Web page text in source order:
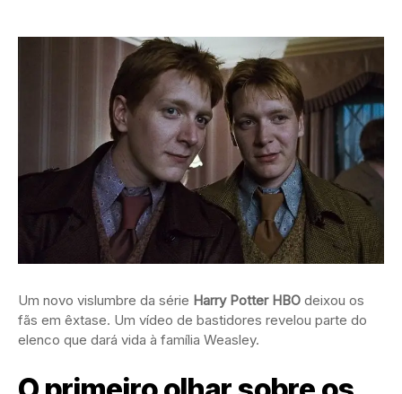
Um novo vislumbre da série Harry Potter HBO deixou os
fãs em êxtase. Um vídeo de bastidores revelou parte do
elenco que dará vida à família Weasley.